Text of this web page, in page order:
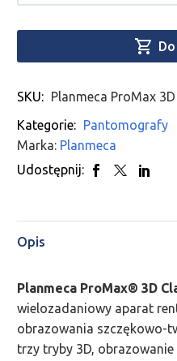

SKU: Planmeca ProMax
Kategorie: Pantomografy
Marka: Planmeca
Udostępnij:
Opis
Planmeca ProMax® 3D
wielozadaniowy aparat
obrazowania szczękowo-
trzy tryby 3D,